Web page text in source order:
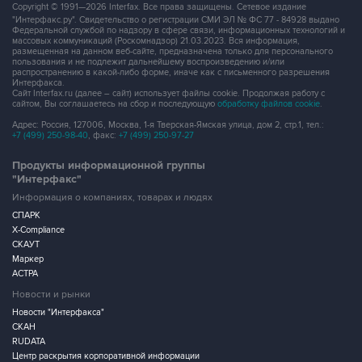
массовых коммуникаций (Роскомнадзор) 21.03.2023. Вся информация,
размещенная на данном веб-сайте, предназначена только для персонального
пользования и не подлежит дальнейшему воспроизведению и/или
распространению в какой-либо форме, иначе как с письменного разрешения
Интерфакса.
Сайт Interfax.ru (далее – сайт) использует файлы cookie. Продолжая работу с
сайтом, Вы соглашаетесь на сбор и последующую обработку файлов cookie.
Адрес: Россия, 127006, Москва, 1-я Тверская-Ямская улица, дом 2, стр.1, тел.:
+7 (499) 250-98-40, факс: +7 (499) 250-97-27
Продукты информационной группы
Информация о компаниях, товарах и людях
СПАРК
X-Compliance
СКАУТ
Маркер
АСТРА
Новости и рынки
Новости "Интерфакса"
СКАН
RUDATA
Центр раскрытия корпоративной информации